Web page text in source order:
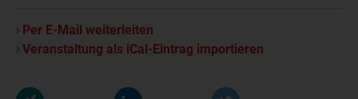
Per E-Mail weiterleiten
Veranstaltung als iCal-Eintrag importieren